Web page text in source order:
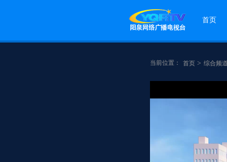
首页
当前位置： 首页 > 综合频